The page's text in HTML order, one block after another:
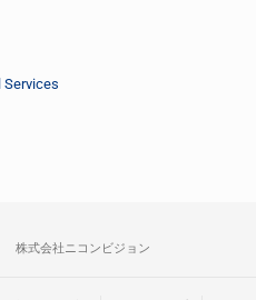
Services
株式会社ニコンビジョン